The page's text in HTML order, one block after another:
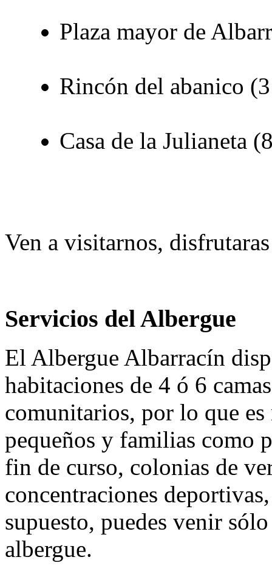
Plaza mayor de
Rincón del abanico
Casa de la Julianeta
Ven a visitarnos,
Servicios del Albergue
El Albergue Albarracín
habitaciones de 4 ó 6
comunitarios, por lo que
pequeños y familias como
fin de curso, colonias de
concentraciones
supuesto, puedes venir
albergue.